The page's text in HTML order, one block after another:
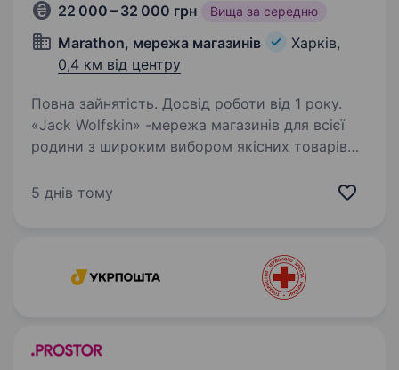
22 000 – 32 000 грн Вища за середню
Marathon, мережа магазинів
Харків,
0,4 км від центру
Повна зайнятість. Досвід роботи від 1 року.
«Jack Wolfskin» -мережа магазинів для всієї
родини з широким вибором якісних товарів
дистриб’ютором цього бренду в Україні є
5 днів тому